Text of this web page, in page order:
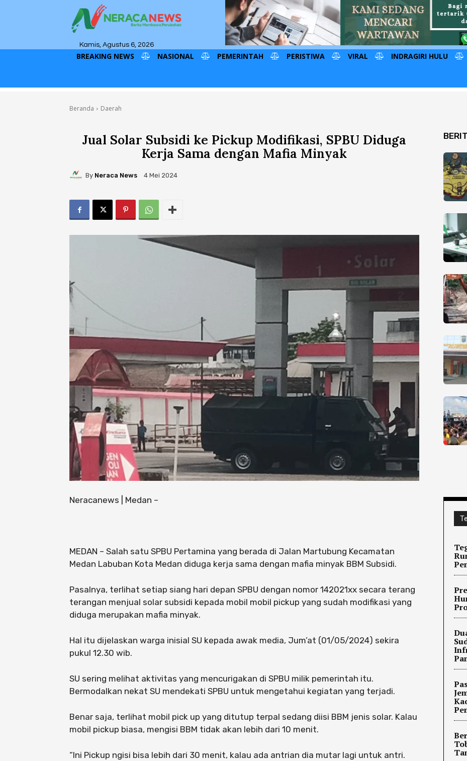
Kamis, Agustus 6, 2026
BREAKING NEWS NASIONAL PEMERINTAH PERISTIWA VIRAL INDRAGIRI HULU
Beranda Daerah
Jual Solar Subsidi ke Pickup Modifikasi, SPBU Diduga
Kerja Sama dengan Mafia Minyak
By Neraca News 4 Mei 2024
Neracanews | Medan –
MEDAN – Salah satu SPBU Pertamina yang berada di Jalan Martubung Kecamatan
Medan Labuban Kota Medan diduga kerja sama dengan mafia minyak BBM Subsidi.
Pasalnya, terlihat setiap siang hari depan SPBU dengan nomor 142021xx secara terang
terangan menjual solar subsidi kepada mobil mobil pickup yang sudah modifikasi yang
diduga merupakan mafia minyak.
Hal itu dijelaskan warga inisial SU kepada awak media, Jum’at (01/05/2024) sekira
pukul 12.30 wib.
SU sering melihat aktivitas yang mencurigakan di SPBU milik pemerintah itu.
Bermodalkan nekat SU mendekati SPBU untuk mengetahui kegiatan yang terjadi.
Benar saja, terlihat mobil pick up yang ditutup terpal sedang diisi BBM jenis solar. Kalau
mobil pickup biasa, mengisi BBM tidak akan lebih dari 10 menit.
“Ini Pickup ngisi bisa lebih dari 30 menit, kalau ada antrian dia mutar lagi untuk antri.